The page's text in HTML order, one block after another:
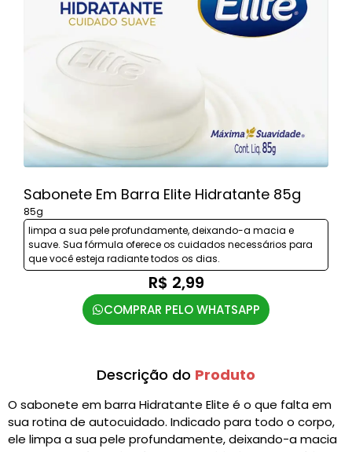
Sabonete Em Barra Elite Hidratante 85g
85g
limpa a sua pele profundamente, deixando-a macia e
suave. Sua fórmula oferece os cuidados necessários para
que você esteja radiante todos os dias.
R$ 2,99
COMPRAR PELO WHATSAPP
Descrição do Produto
O sabonete em barra Hidratante Elite é o que falta em
sua rotina de autocuidado. Indicado para todo o corpo,
ele limpa a sua pele profundamente, deixando-a macia